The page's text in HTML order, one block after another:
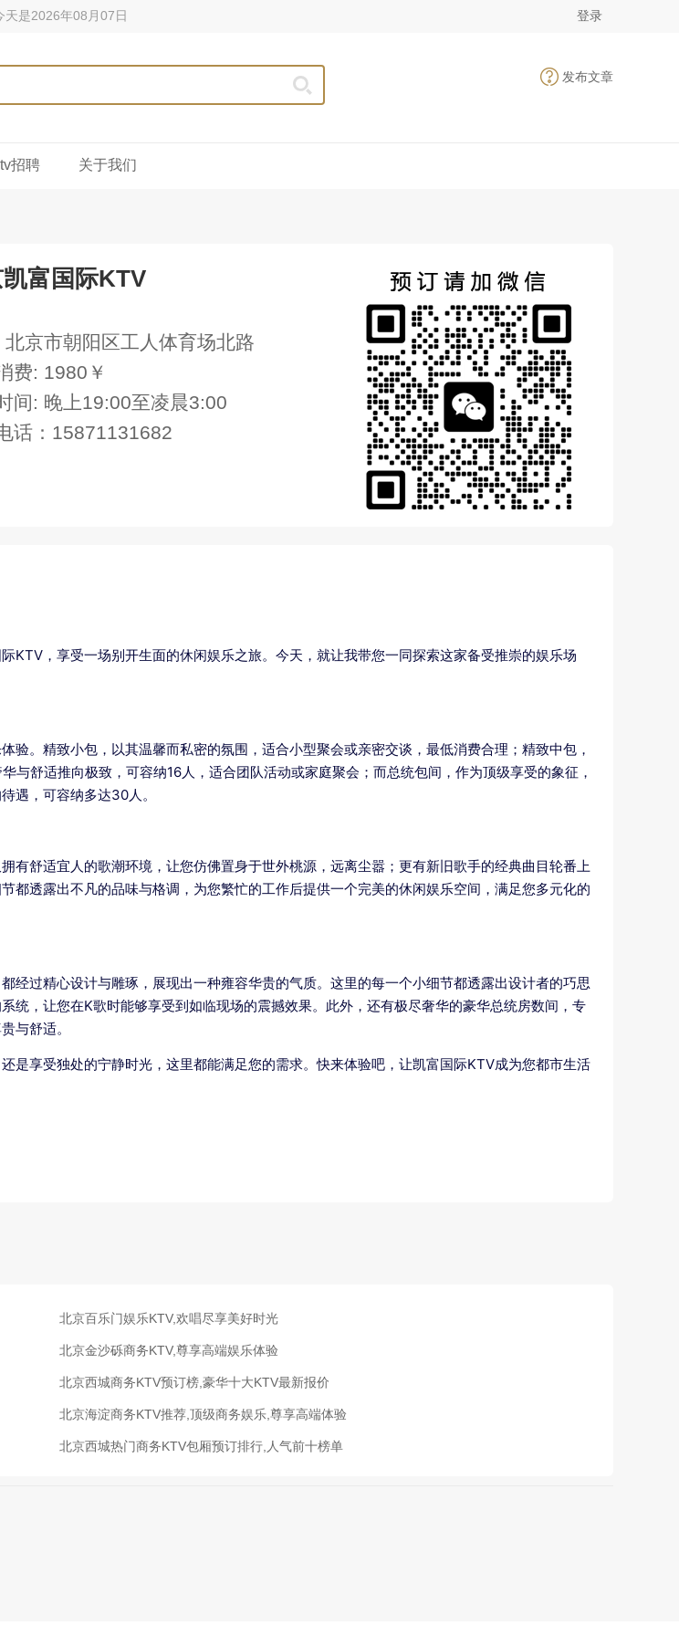
天是2026年08月07日 登录
发布文章
招聘 关于我们
富国际KTV
北京市朝阳区工人体育场北路
费: 1980￥
间: 晚上19:00至凌晨3:00
话：15871131682
KTV，享受一场别开生面的休闲娱乐之旅。今天，就让我带您一同探索这家备受推崇的娱乐场
。精致小包，以其温馨而私密的氛围，适合小型聚会或亲密交谈，最低消费合理；精致中包，
与舒适推向极致，可容纳16人，适合团队活动或家庭聚会；而总统包间，作为顶级享受的象征，
遇，可容纳多达30人。
有舒适宜人的歌潮环境，让您仿佛置身于世外桃源，远离尘嚣；更有新旧歌手的经典曲目轮番上
都透露出不凡的品味与格调，为您繁忙的工作后提供一个完美的休闲娱乐空间，满足您多元化的
经过精心设计与雕琢，展现出一种雍容华贵的气质。这里的每一个小细节都透露出设计者的巧思
统，让您在K歌时能够享受到如临现场的震撼效果。此外，还有极尽奢华的豪华总统房数间，专
与舒适。
是享受独处的宁静时光，这里都能满足您的需求。快来体验吧，让凯富国际KTV成为您都市生活
北京百乐门娱乐KTV,欢唱尽享美好时光
北京金沙砾商务KTV,尊享高端娱乐体验
北京西城商务KTV预订榜,豪华十大KTV最新报价
北京海淀商务KTV推荐,顶级商务娱乐,尊享高端体验
北京西城热门商务KTV包厢预订排行,人气前十榜单